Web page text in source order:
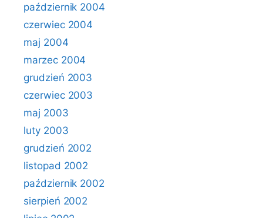
październik 2004
czerwiec 2004
maj 2004
marzec 2004
grudzień 2003
czerwiec 2003
maj 2003
luty 2003
grudzień 2002
listopad 2002
październik 2002
sierpień 2002